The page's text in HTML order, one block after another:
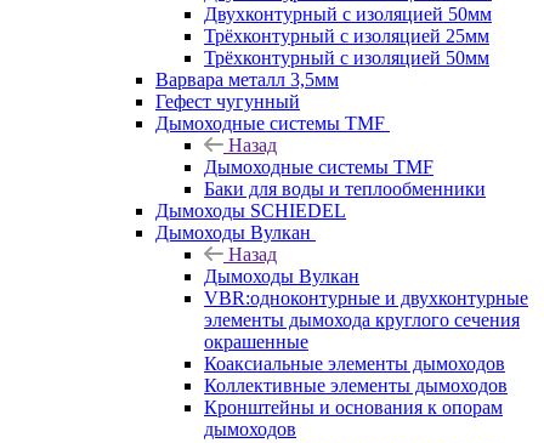
Двухконтурный с изоляцией 50мм
Трёхконтурный с изоляцией 25мм
Трёхконтурный с изоляцией 50мм
Варвара металл 3,5мм
Гефест чугунный
Дымоходные системы TMF
Назад
Дымоходные системы TMF
Баки для воды и теплообменники
Дымоходы SCHIEDEL
Дымоходы Вулкан
Назад
Дымоходы Вулкан
VBR:одноконтурные и двухконтурные
элементы дымохода круглого сечения
окрашенные
Коаксиальные элементы дымоходов
Коллективные элементы дымоходов
Кронштейны и основания к опорам
дымоходов